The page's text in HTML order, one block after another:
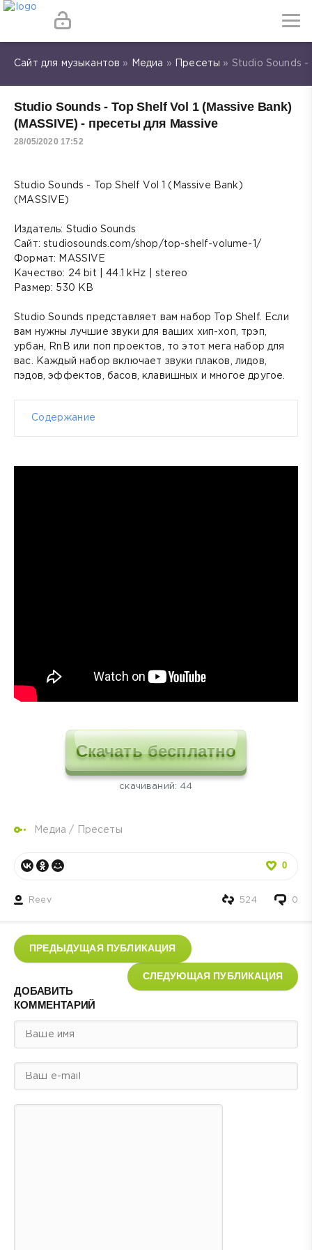
Сайт для музыкантов » Медиа » Пресеты » Studio Sounds -
Studio Sounds - Top Shelf Vol 1 (Massive Bank)
(MASSIVE) - пресеты для Massive
28/05/2020 17:52
Studio Sounds - Top Shelf Vol 1 (Massive Bank)
(MASSIVE)
Издатель: Studio Sounds
Сайт: studiosounds.com/shop/top-shelf-volume-1/
Формат: MASSIVE
Качество: 24 bit | 44.1 kHz | stereo
Размер: 530 KB
Studio Sounds представляет вам набор Top Shelf. Если
вам нужны лучшие звуки для ваших хип-хоп, трэп,
урбан, RnB или поп проектов, то этот мега набор для
вас. Каждый набор включает звуки плаков, лидов,
пэдов , эффектов, басов, клавишных и многое другое.
Содержание
Скачать бесплатно
cкачиваний: 44
Медиа / Пресеты
0
Reev 0
524
ПРЕДЫДУЩАЯ ПУБЛИКАЦИЯ
СЛЕДУЮЩАЯ ПУБЛИКАЦИЯ
ДОБАВИТЬ
КОММЕНТАРИЙ